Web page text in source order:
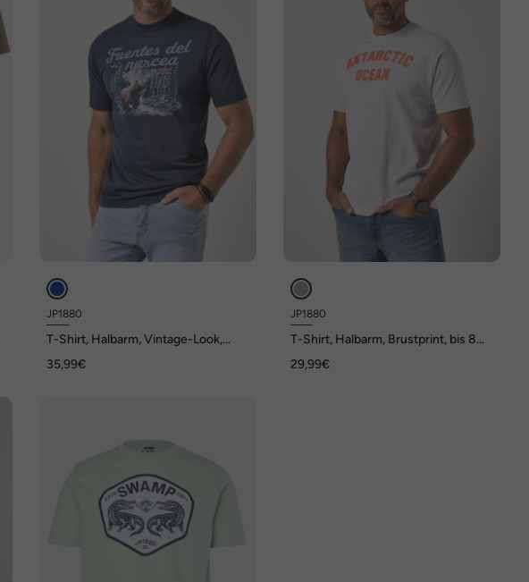
JP1880
T-Shirt, Halbarm, Vintage-Look,
35,99€
JP1880
T-Shirt, Halbarm, Brustprint, bis 8
29,99€